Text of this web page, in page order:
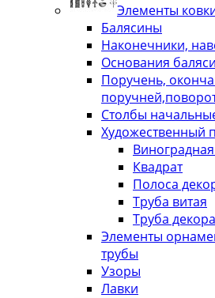
Элементы
Балясины
Наконечники,
Основания
Поручень,
Столбы
Художественный
Квадрат
Полоса
Труба витая
Труба
Элементы
трубы
Узоры
Лавки